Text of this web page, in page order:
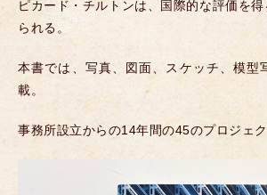
ピカード・チルトンは、国際的な評価を
られる。
本書では、写真、図面、スケッチ、模型
載。
事務所設立からの14年間の45のプロジェク